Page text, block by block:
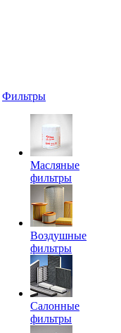
Фильтры
Масляные
фильтры
Воздушные
фильтры
Салонные
фильтры